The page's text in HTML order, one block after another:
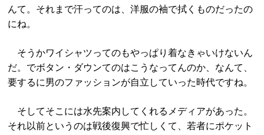
んて。それまで汗ってのは、洋服の袖で拭くものだったの
にね。
そうかワイシャツってのもやっぱり着なきゃいけないん
だ。でボタン・ダウンてのはこうなってんのか、なんて、
要するに男のファッションが自立していった時代ですね。
そしてそこには水先案内してくれるメディアがあった。
それ以前というのは戦後復興で忙しくて、若者にポケット